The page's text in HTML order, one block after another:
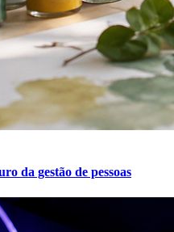
da gestão de pessoas